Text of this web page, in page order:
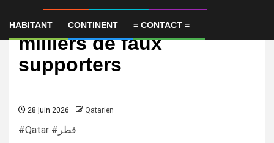
HABITANT CONTINENT = CONTACT =
Le Qatar aurait payé des
milliers de faux
supporters
28 juin 2026 Qatarien
#Qatar #قطر